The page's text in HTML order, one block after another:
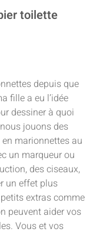
toilette
depuis que
fille a eu l’idée
dessiner à quoi
jouons des
marionnettes au
un marqueur ou
des ciseaux,
un effet plus
extras comme
peuvent aider vos
Vous et vos